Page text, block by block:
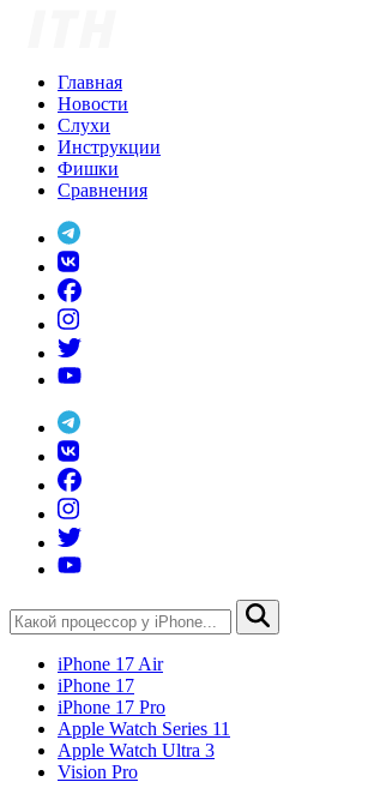
Главная
Новости
Слухи
Инструкции
Фишки
Сравнения
iPhone 17 Air
iPhone 17
iPhone 17 Pro
Apple Watch Series 11
Apple Watch Ultra 3
Vision Pro